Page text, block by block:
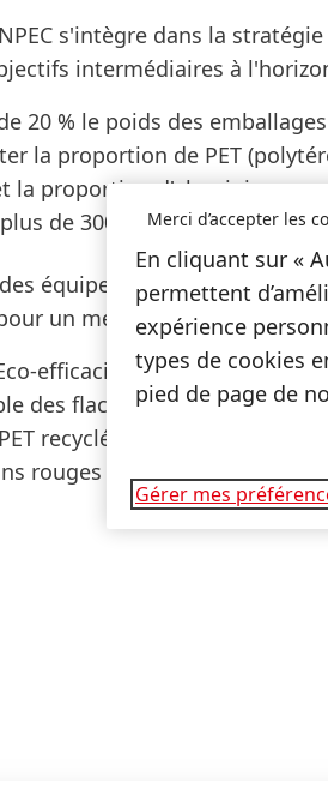
s'intègre dans la
intermédiaires à
20 % le poids des emballages
la proportion de PET
la proportion d'aluminium
de 300 millions de
équipes travaillent
un meilleur respect de
efficacité a lancé une éco-
des flacons et recharges
recyclés
rouges de produits Loctite
Merci d’accepter les
En cliquant sur «
permettent
expérience
types de cookies
pied de page de
Gérer mes